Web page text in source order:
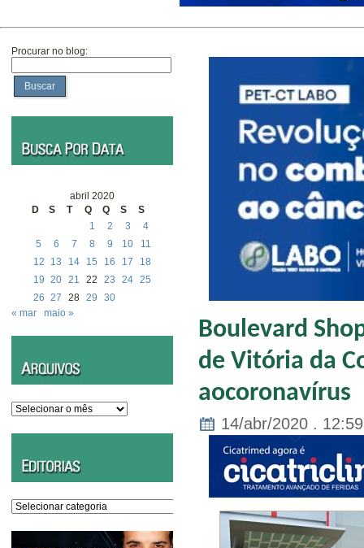
Procurar no blog:
Buscar
abril 2020
D
S T Q Q S
S
1
2 3
4
5
6 7 8 9 10
11
12
13 14 15 16 17
18
19 20 21 22 23 24 25
26 27 28 29
30
« mar
maio »
Arquivos
Editorias
Boulevard
de Vitória da
aocoronavírus
14/abr/2020 . 12:59